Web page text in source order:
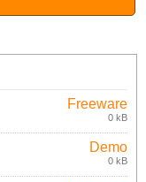
Freeware
0 kB
Demo
0 kB